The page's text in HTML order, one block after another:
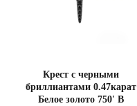
Крест с черными
бриллиантами 0.47карат
Белое золото 750' В